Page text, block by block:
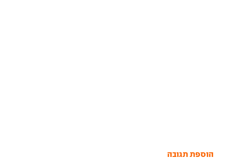
הוספת תגובה